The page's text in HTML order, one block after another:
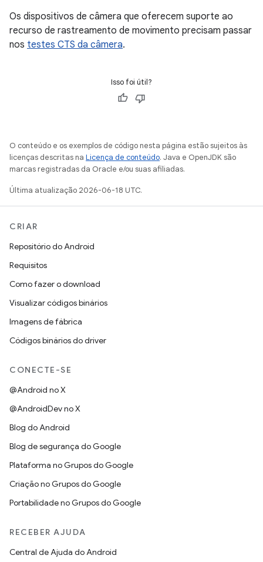
Os dispositivos de câmera que oferecem suporte ao
recurso de rastreamento de movimento precisam passar
nos testes CTS da câmera.
Isso foi útil?
O conteúdo e os exemplos de código nesta página estão sujeitos às
licenças descritas na Licença de conteúdo. Java e OpenJDK são
marcas registradas da Oracle e/ou suas afiliadas.
Última atualização 2026-06-18 UTC.
CRIAR
Repositório do Android
Requisitos
Como fazer o download
Visualizar códigos binários
Imagens de fábrica
Códigos binários do driver
CONECTE-SE
@Android no X
@AndroidDev no X
Blog do Android
Blog de segurança do Google
Plataforma no Grupos do Google
Criação no Grupos do Google
Portabilidade no Grupos do Google
RECEBER AJUDA
Central de Ajuda do Android